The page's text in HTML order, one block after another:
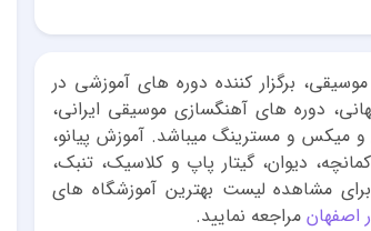
برگزار کننده دوره های آموزشی در
دوره های آهنگسازی موسیقی ایرانی،
و میکس و مسترینگ میباشد. آموزش پیانو،
دیوان، گیتار پاپ و کلاسیک، تنبک،
مشاهده لیست بهترین آموزشگاه های
اصفهان مراجعه نمایید.